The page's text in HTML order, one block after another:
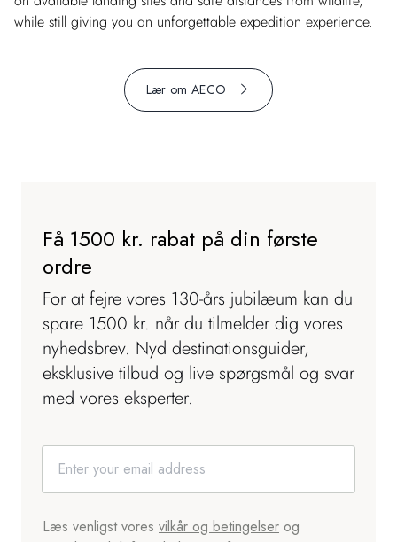
while still giving you an unforgettable expedition experience.
Lær om AECO
Få 1500 kr. rabat på din første
ordre
For at fejre vores 130-års jubilæum kan du
spare 1500 kr. når du tilmelder dig vores
nyhedsbrev. Nyd destinationsguider,
eksklusive tilbud og live spørgsmål og svar
med vores eksperter.
Læs venligst vores vilkår og betingelser og